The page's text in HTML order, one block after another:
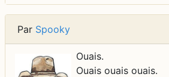
Par Spooky
Ouais.
Ouais ouais ouais.